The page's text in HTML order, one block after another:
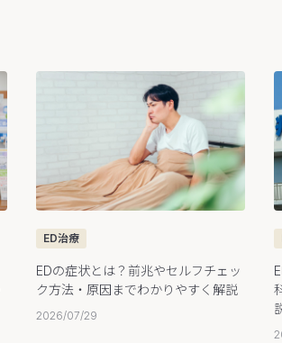
ED治療
EDの症状とは？前兆やセルフチェッ
ク方法・原因までわかりやすく解説
2026/07/29